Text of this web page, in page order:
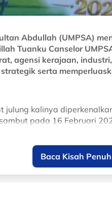
Abdullah (UMPSA)
Tuanku Canselor
agensi kerajaan,
serta
julung kalinya
pada 16 Februari
kutipan sebanyak RM5j.
pelajar yang kurang
pelajar disediakan dan
Baca Kisah Penuh